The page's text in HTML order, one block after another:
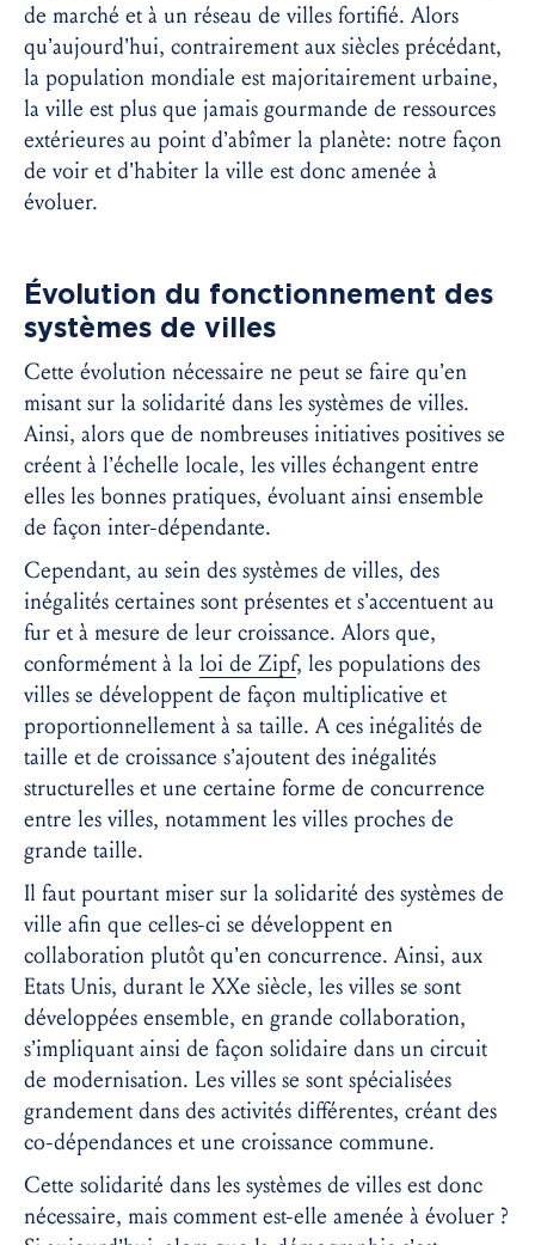
de marché et à un réseau de villes fortifié. Alors
qu’aujourd’hui, contrairement aux siècles précédant,
la population mondiale est majoritairement urbaine,
la ville est plus que jamais gourmande de ressources
extérieures au point d’abîmer la planète: notre façon
de voir et d’habiter la ville est donc amenée à
évoluer.
Évolution du fonctionnement des
systèmes de villes
Cette évolution nécessaire ne peut se faire qu’en
misant sur la solidarité dans les systèmes de villes.
Ainsi, alors que de nombreuses initiatives positives se
créent à l’échelle locale, les villes échangent entre
elles les bonnes pratiques, évoluant ainsi ensemble
de façon inter-dépendante.
Cependant, au sein des systèmes de villes, des
inégalités certaines sont présentes et s’accentuent au
fur et à mesure de leur croissance. Alors que,
conformément à la loi de Zipf, les populations des
villes se développent de façon multiplicative et
proportionnellement à sa taille. A ces inégalités de
taille et de croissance s’ajoutent des inégalités
structurelles et une certaine forme de concurrence
entre les villes, notamment les villes proches de
grande taille.
Il faut pourtant miser sur la solidarité des systèmes de
ville afin que celles-ci se développent en
collaboration plutôt qu’en concurrence. Ainsi, aux
Etats Unis, durant le XXe siècle, les villes se sont
développées ensemble, en grande collaboration,
s’impliquant ainsi de façon solidaire dans un circuit
de modernisation. Les villes se sont spécialisées
grandement dans des activités différentes, créant des
co-dépendances et une croissance commune.
Cette solidarité dans les systèmes de villes est donc
nécessaire, mais comment est-elle amenée à évoluer ?